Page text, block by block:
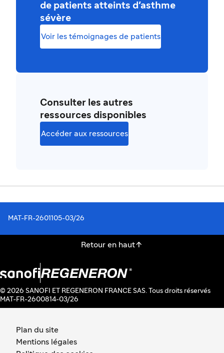
de patients atteints d'asthme
sévère
Voir les témoignages de patients
Consulter les autres
ressources disponibles
Accéder aux ressources
MAT-FR-2601105-03/26
Retour en haut
© 2026 SANOFI ET REGENERON FRANCE SAS. Tous droits réservés
MAT-FR-2600814-03/26
Plan du site
Mentions légales